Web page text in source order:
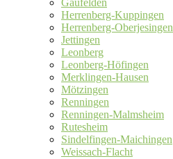
Gäufelden
Herrenberg-Kuppingen
Herrenberg-Oberjesingen
Jettingen
Leonberg
Leonberg-Höfingen
Merklingen-Hausen
Mötzingen
Renningen
Renningen-Malmsheim
Rutesheim
Sindelfingen-Maichingen
Weissach-Flacht